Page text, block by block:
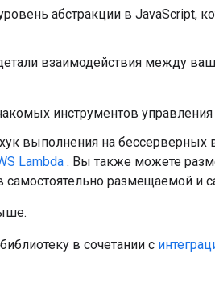
абстракции в JavaScript,
взаимодействия между
инструментов управления
выполнения на
Lambda . Вы также можете
самостоятельно размещаемой и
в сочетании с